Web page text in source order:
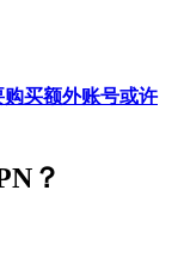
买额外账号或许
？